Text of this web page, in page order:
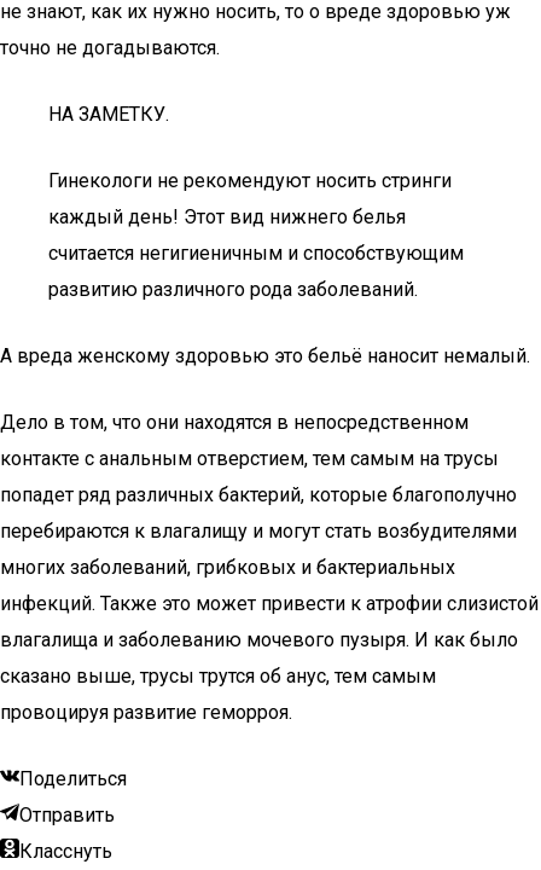
не знают, как их нужно носить, то о вреде здоровью уж
точно не догадываются.
НА ЗАМЕТКУ.
Гинекологи не рекомендуют носить стринги
каждый день! Этот вид нижнего белья
считается негигиеничным и способствующим
развитию различного рода заболеваний.
А вреда женскому здоровью это бельё наносит немалый.
Дело в том, что они находятся в непосредственном
контакте с анальным отверстием, тем самым на трусы
попадет ряд различных бактерий, которые благополучно
перебираются к влагалищу и могут стать возбудителями
многих заболеваний, грибковых и бактериальных
инфекций. Также это может привести к атрофии слизистой
влагалища и заболеванию мочевого пузыря. И как было
сказано выше, трусы трутся об анус, тем самым
провоцируя развитие геморроя.
Поделиться
Отправить
Класснуть